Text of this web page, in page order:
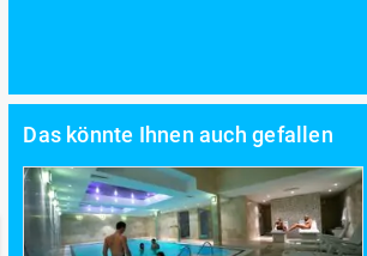
Das könnte Ihnen auch gefallen